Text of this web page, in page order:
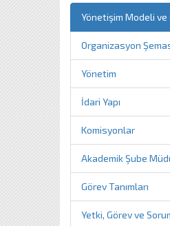
Yönetişim Modeli ve
Organizasyon
Yönetim
İdari Yapı
Komisyonlar
Akademik Şube
Görev Tanımları
Yetki, Görev ve